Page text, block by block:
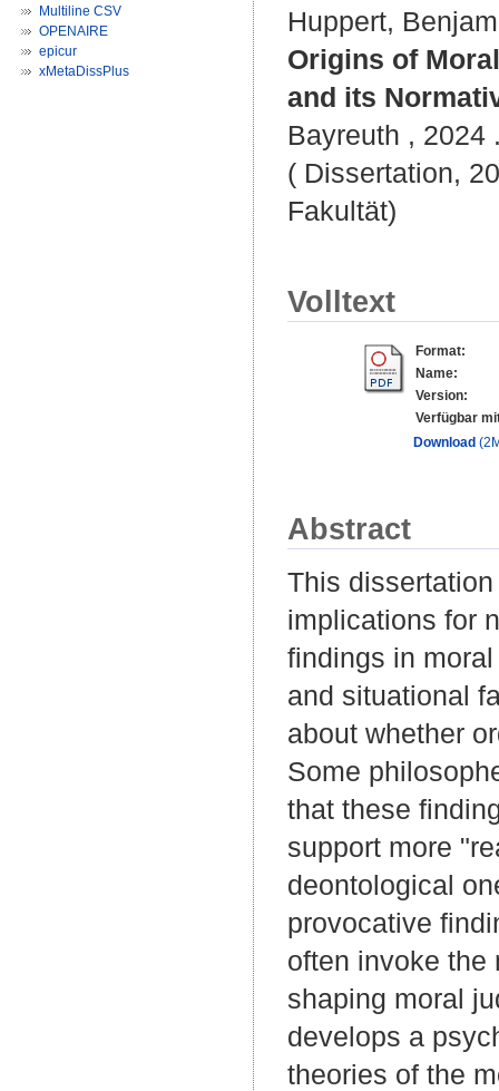
Multiline CSV
OPENAIRE
epicur
xMetaDissPlus
Huppert,
Origins of
and its
Bayreuth , 2024
( Dissertation,
Fakultät)
Volltext
Format:
Name:
Version:
Verfügbar
Download
Abstract
This
implications for
findings in
and situational
about whether
Some
that these
support more
deontological
provocative
often invoke the
shaping moral
develops a
theories of the